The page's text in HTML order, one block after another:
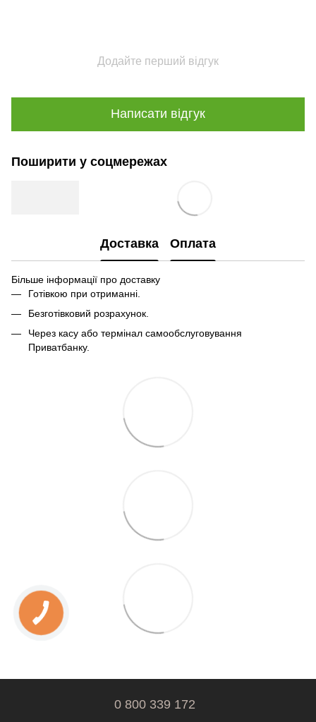
Додайте перший відгук
Написати відгук
Поширити у соцмережах
Доставка Оплата
Більше інформації про доставку
Готівкою при отриманні.
Безготівковий розрахунок.
Через касу або термінал самообслуговування
Приватбанку.
0 800 339 172